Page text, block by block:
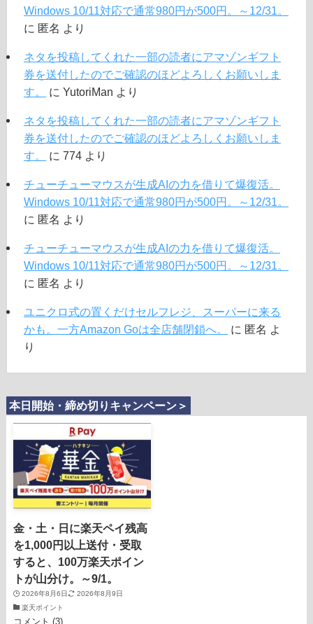
Windows 10/11対応で通常980円が500円。～12/31。
に 匿名 より
ネタを投稿してくれた一部の読者にアマゾンギフト
券を送付したのでご確認のほどよろしくお願いしま
す。
に YutoriMan より
ネタを投稿してくれた一部の読者にアマゾンギフト
券を送付したのでご確認のほどよろしくお願いしま
す。
に 774より
チューチューマウスが生成AIの力を借りて爆復活。
Windows 10/11対応で通常980円が500円。～12/31。
に 匿名 より
チューチューマウスが生成AIの力を借りて爆復活。
Windows 10/11対応で通常980円が500円。～12/31。
に 匿名 より
ユニクロ式の置くだけセルフレジ、スーパーに来る
かも。一方Amazon Goは全店舗閉鎖へ。
に 匿名 よ
り
本日開始・締め切りキャンペーン＞
金・土・日に楽天ペイ残高
を1,000円以上送付・受取
すると、100万楽天ポイン
トが山分け。～9/1。
2026年8月6日
2026年8月9日
楽天ポイント
コメント (3)